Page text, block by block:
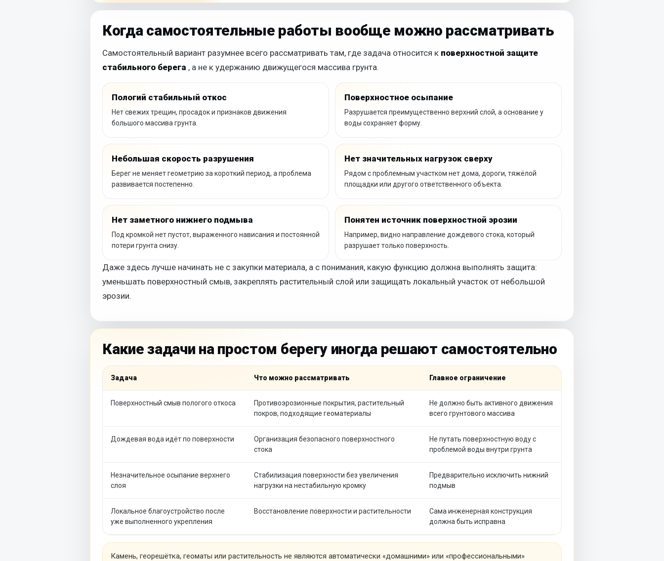
Когда самостоятельные работы вообще можно рассматривать
Самостоятельный вариант разумнее всего рассматривать там, где задача относится к поверхностной защите
стабильного берега , а не к удержанию движущегося массива грунта.
Пологий стабильный откос
Нет свежих трещин, просадок и признаков движения
большого массива грунта.
Поверхностное осыпание
Разрушается преимущественно верхний слой, а основание у
воды сохраняет форму.
Небольшая скорость разрушения
Берег не меняет геометрию за короткий период, а проблема
развивается постепенно.
Нет значительных нагрузок сверху
Рядом с проблемным участком нет дома, дороги, тяжёлой
площадки или другого ответственного объекта.
Нет заметного нижнего подмыва
Под кромкой нет пустот, выраженного нависания и постоянной
потери грунта снизу.
Понятен источник поверхностной эрозии
Например, видно направление дождевого стока, который
разрушает только поверхность.
Даже здесь лучше начинать не с закупки материала, а с понимания, какую функцию должна выполнять защита:
уменьшать поверхностный смыв, закреплять растительный слой или защищать локальный участок от небольшой
эрозии.
Какие задачи на простом берегу иногда решают самостоятельно
Задача Что можно рассматривать Главное ограничение
Поверхностный смыв пологого откоса
Противоэрозионные покрытия, растительный
покров, подходящие геоматериалы
Не должно быть активного движения
всего грунтового массива
Дождевая вода идёт по поверхности
Организация безопасного поверхностного
стока
Не путать поверхностную воду с
проблемой воды внутри грунта
Незначительное осыпание верхнего
слоя
Стабилизация поверхности без увеличения
нагрузки на нестабильную кромку
Предварительно исключить нижний
подмыв
Локальное благоустройство после
уже выполненного укрепления
Восстановление поверхности и растительности
Сама инженерная конструкция
должна быть исправна
Камень, георешётка, геоматы или растительность не являются автоматически «домашними» или «профессиональными»